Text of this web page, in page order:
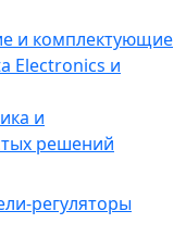
и комплектующие
Electronics и
и
решений
регуляторы